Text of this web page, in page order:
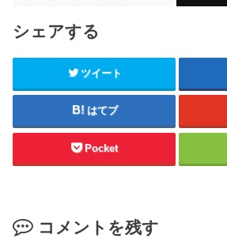
シェアする
ツイート
はてブ
Pocket
コメントを残す